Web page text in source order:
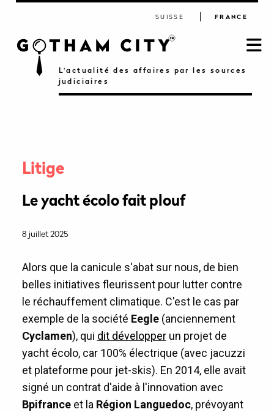
L'actualité des affaires par les sources
judiciaires
SUISSE FRANCE
Litige
Le yacht écolo fait plouf
8 juillet 2025
Alors que la canicule s'abat sur nous, de bien
belles initiatives fleurissent pour lutter contre
le réchauffement climatique. C'est le cas par
exemple de la société Eegle (anciennement
Cyclamen), qui dit développerun projet de
yacht écolo, car 100% électrique (avec jacuzzi
et plateforme pour jet-skis). En 2014, elle avait
signé un contrat d'aide à l'innovation avec
Bpifranceet la Région Languedoc, prévoyant